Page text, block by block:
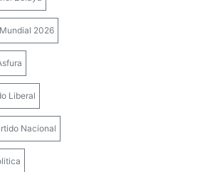
Mundial 2026
Liberal
Nacional